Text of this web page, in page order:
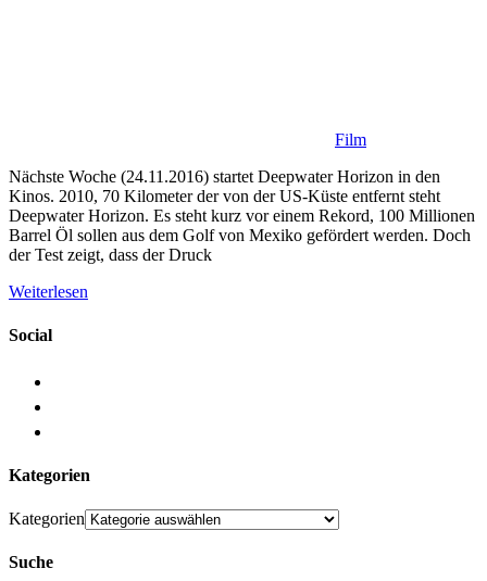
Film
Nächste Woche (24.11.2016) startet Deepwater Horizon in den
Kinos. 2010, 70 Kilometer der von der US-Küste entfernt steht
Deepwater Horizon. Es steht kurz vor einem Rekord, 100 Millionen
Barrel Öl sollen aus dem Golf von Mexiko gefördert werden. Doch
der Test zeigt, dass der Druck
Weiterlesen
Social
Kategorien
Kategorien
Suche